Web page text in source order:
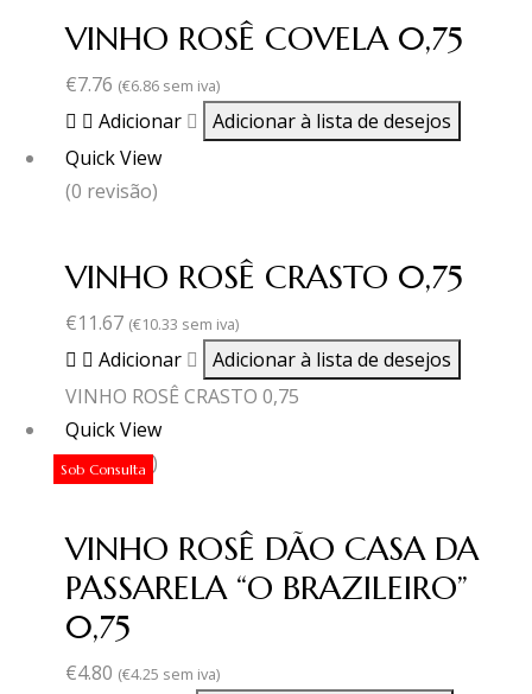
VINHO ROSÊ COVELA 0,75
€7.76 (€6.86 sem iva)
Adicionar
Adicionar à lista de desejos
Quick View
(0 revisão)
VINHO ROSÊ CRASTO 0,75
€11.67 (€10.33 sem iva)
Adicionar
Adicionar à lista de desejos
VINHO ROSÊ CRASTO 0,75
Sob Consulta
Quick View
(0 revisão)
VINHO ROSÊ DÃO CASA DA
PASSARELA “O BRAZILEIRO”
0,75
€4.80 (€4.25 sem iva)